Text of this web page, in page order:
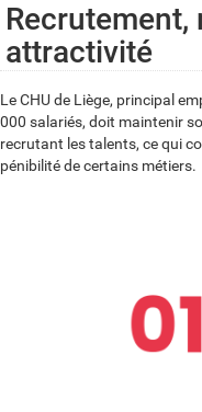
P
r
e
n
d
attractivité
Le CHU de Liège, principal
000 salariés, doit maintenir
recrutant les talents, ce qui
pénibilité de certains métiers.